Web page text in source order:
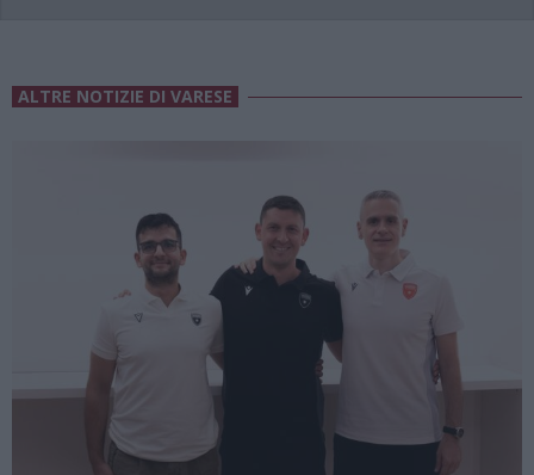
ALTRE NOTIZIE DI VARESE